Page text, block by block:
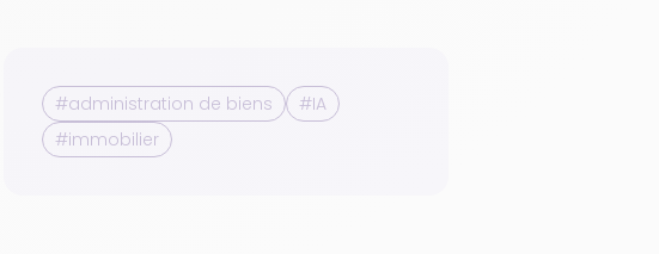
#administration de biens
#IA
#immobilier